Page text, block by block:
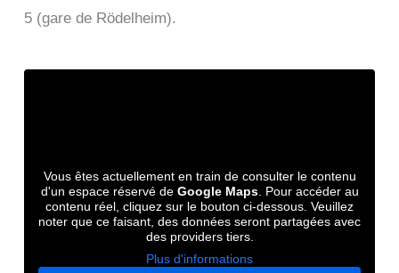
5 (gare de Rödelheim).
Vous êtes actuellement en train de consulter le contenu
d'un espace réservé de Google Maps. Pour accéder au
contenu réel, cliquez sur le bouton ci-dessous. Veuillez
noter que ce faisant, des données seront partagées avec
des providers tiers.
Plus d'informations